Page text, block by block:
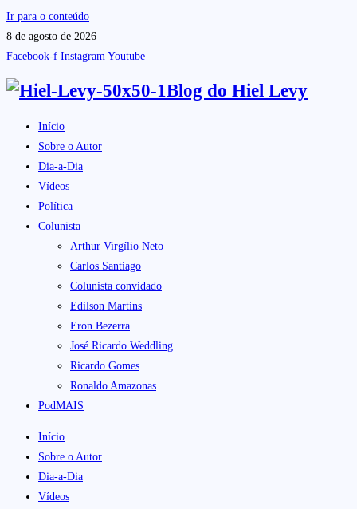
Ir para o conteúdo
8 de agosto de 2026
Facebook-f Instagram Youtube
Blog do Hiel Levy
Início
Sobre o Autor
Dia-a-Dia
Vídeos
Política
Colunista
Arthur Virgílio Neto
Carlos Santiago
Colunista convidado
Edilson Martins
Eron Bezerra
José Ricardo Weddling
Ricardo Gomes
Ronaldo Amazonas
PodMAIS
Início
Sobre o Autor
Dia-a-Dia
Vídeos